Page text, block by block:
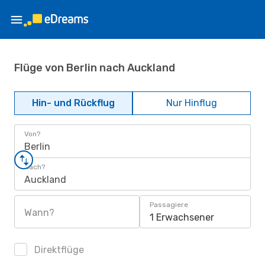
Flüge von Berlin nach Auckland
Hin- und Rückflug Nur Hinflug
Von?
Berlin
Nach?
Auckland
Wann?
Passagiere
1 Erwachsener
Direktflüge